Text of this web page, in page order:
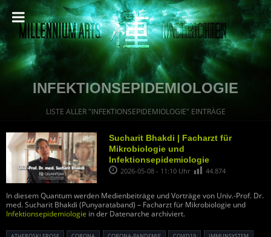
INFEKTIONSEPIDEMIOLOGIE
LISTE ALLER "INFEKTIONSEPIDEMIOLOGIE" EINTRÄGE
Sucharit Bhakdi | Facharzt für
Mikrobiologie und
Infektionsepidemiologie
2026-05-08 - 11:10 Uhr 44.874
In diesem Quantum werden Medienbeiträge und Vorträge von Univ.-Prof. Dr.
med. Sucharit Bhakdi (Punyarataband) – Facharzt für Mikrobiologie und
Infektionsepidemiologie in der Datenarche archiviert.